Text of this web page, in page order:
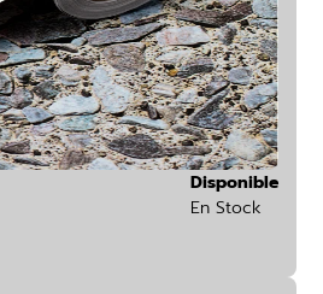
Disponible
En Stock